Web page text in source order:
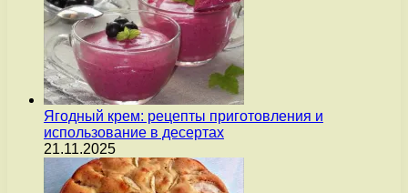
Ягодный крем: рецепты приготовления и
использование в десертах
21.11.2025